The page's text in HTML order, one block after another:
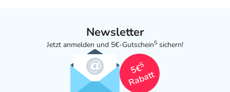
Newsletter
Jetzt anmelden und 5€-Gutschein5 sichern!
5€
5
Rabatt